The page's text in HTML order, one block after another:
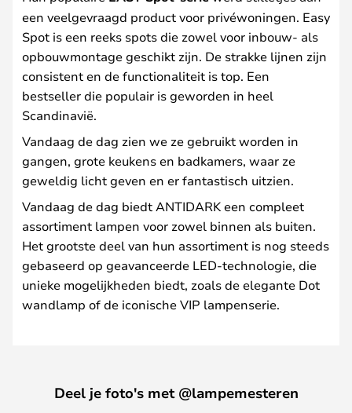
een veelgevraagd product voor privéwoningen. Easy
Spot is een reeks spots die zowel voor inbouw- als
opbouwmontage geschikt zijn. De strakke lijnen zijn
consistent en de functionaliteit is top. Een
bestseller die populair is geworden in heel
Scandinavië.
Vandaag de dag zien we ze gebruikt worden in
gangen, grote keukens en badkamers, waar ze
geweldig licht geven en er fantastisch uitzien.
Vandaag de dag biedt ANTIDARK een compleet
assortiment lampen voor zowel binnen als buiten.
Het grootste deel van hun assortiment is nog steeds
gebaseerd op geavanceerde LED-technologie, die
unieke mogelijkheden biedt, zoals de elegante Dot
wandlamp of de iconische VIP lampenserie.
Deel je foto's met @lampemesteren